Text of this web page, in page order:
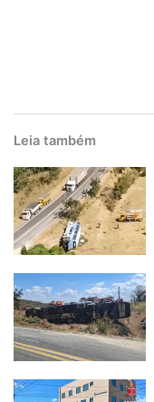
Leia também